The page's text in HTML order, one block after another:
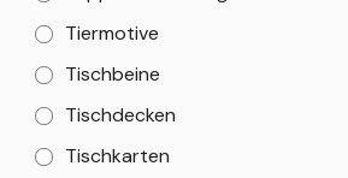
Tiermotive
Tischbeine
Tischdecken
Tischkarten